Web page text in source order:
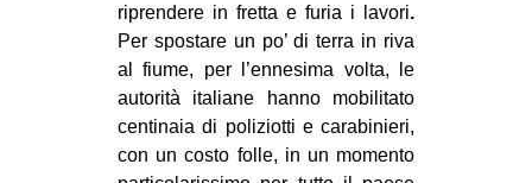
riprendere in fretta e furia i lavori.
Per spostare un po’ di terra in riva
al fiume, per l’ennesima volta, le
autorità italiane hanno mobilitato
centinaia di poliziotti e carabinieri,
con un costo folle, in un momento